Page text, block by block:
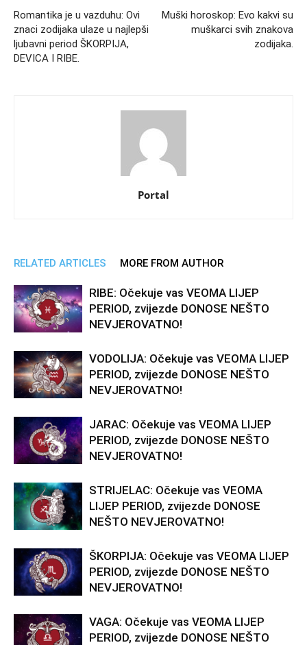
Romantika je u vazduhu: Ovi
znaci zodijaka ulaze u najlepši
ljubavni period ŠKORPIJA,
DEVICA I RIBE.
Muški horoskop: Evo kakvi su
muškarci svih znakova
zodijaka.
Portal
RELATED ARTICLES MORE FROM AUTHOR
RIBE: Očekuje vas VEOMA LIJEP
PERIOD, zvijezde DONOSE NEŠTO
NEVJEROVATNO!
VODOLIJA: Očekuje vas VEOMA LIJEP
PERIOD, zvijezde DONOSE NEŠTO
NEVJEROVATNO!
JARAC: Očekuje vas VEOMA LIJEP
PERIOD, zvijezde DONOSE NEŠTO
NEVJEROVATNO!
STRIJELAC: Očekuje vas VEOMA
LIJEP PERIOD, zvijezde DONOSE
NEŠTO NEVJEROVATNO!
ŠKORPIJA: Očekuje vas VEOMA LIJEP
PERIOD, zvijezde DONOSE NEŠTO
NEVJEROVATNO!
VAGA: Očekuje vas VEOMA LIJEP
PERIOD, zvijezde DONOSE NEŠTO